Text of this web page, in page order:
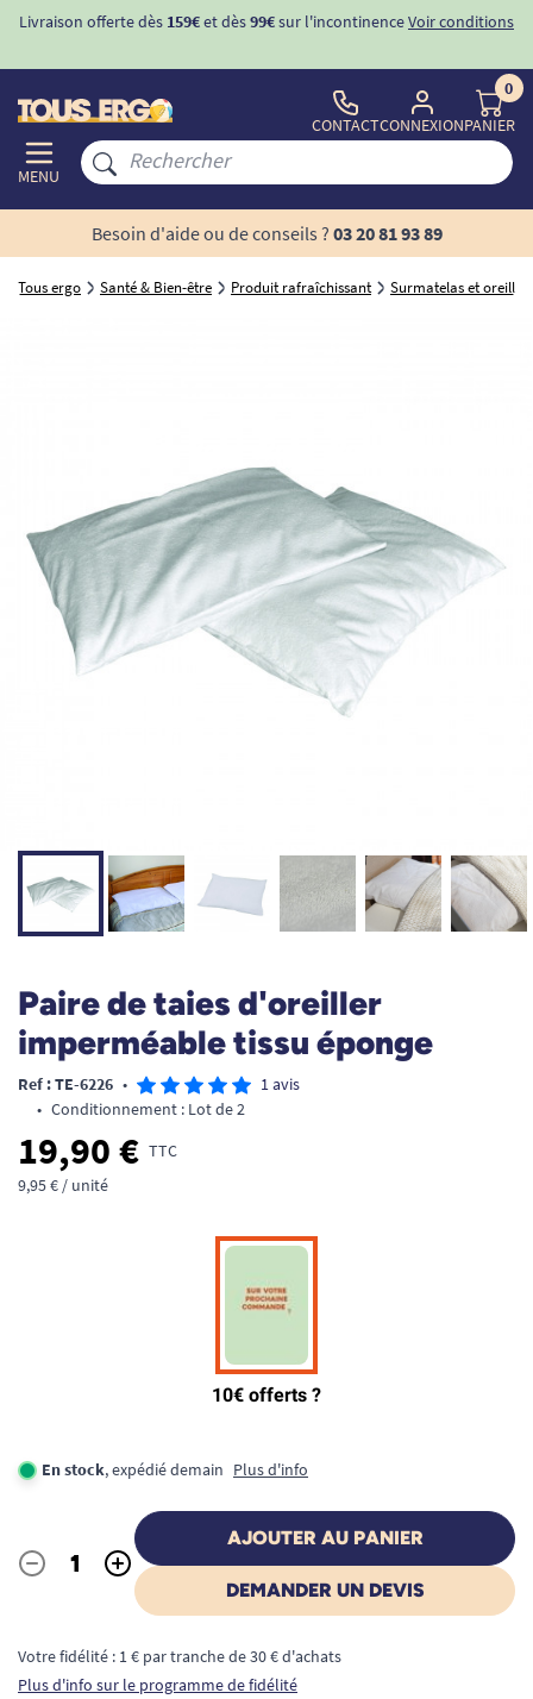
Livraison offerte dès 159€et dès99€sur l'incontinenceVoir conditions
MENU
CONTACTCONNEXION
0
PANIER
Besoin d'aide ou de conseils ? 03 20 81 93 89
Tous ergo Santé & Bien-être Produit rafraîchissant Surmatelas et
Paire de taies d'oreiller
imperméable tissu éponge
Ref : TE-6226 •
1 avis
• Conditionnement : Lot de 2
19,90 € TTC
9,95 € / unité
En stock, expédié demain Plus d'info
Quantité
- +
AJOUTER AU PANIER
DEMANDER UN DEVIS
Votre fidélité : 1 € par tranche de 30 € d'achats
Plus d'info sur le programme de fidélité